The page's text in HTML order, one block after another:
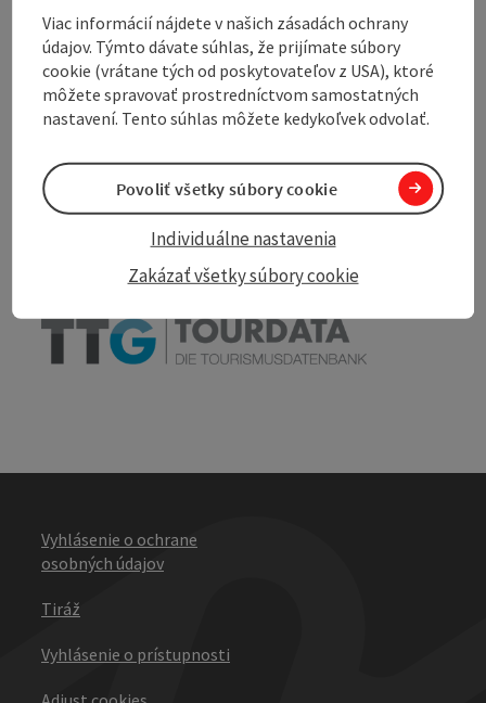
Accessibility
Create PDF Nearby
powered byTOURDATA
Vyhlásenie o ochrane
osobných údajov
Tiráž
Vyhlásenie o prístupnosti
Viac informácií nájdete v našich zásadách ochrany
údajov. Týmto dávate súhlas, že prijímate súbory
cookie (vrátane tých od poskytovateľov z USA), ktoré
môžete spravovať prostredníctvom samostatných
nastavení. Tento súhlas môžete kedykoľvek odvolať.
Zakázať všetky súbory cookie
Individuálne nastavenia
Povoliť všetky súbory cookie